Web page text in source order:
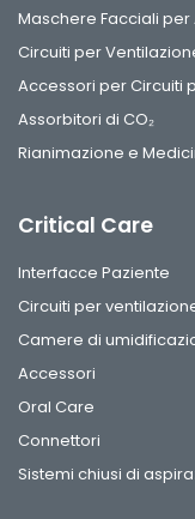
Maschere Facciali per
Circuiti per
Accessori per Circuiti
Assorbitori di CO₂
Rianimazione e
Critical Care
Interfacce Paziente
Circuiti per
Camere di
Accessori
Oral Care
Connettori
Sistemi chiusi di